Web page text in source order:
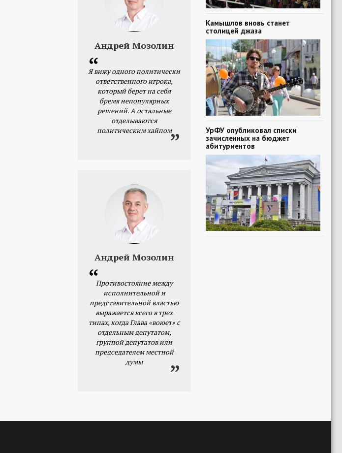
Андрей Мозолин
Я вижу одного политически
ответственного игрока,
который берет на себя
бремя непопулярных
решений. А остальные
отделываются
политическим хайпом
Андрей Мозолин
Противостояние между
исполнительной и
представительной властью
выражается всего в трех
типах, когда Глава «воюет» с
отдельным депутатом,
группой депутатов или
председателем местной
думы
Камышлов вновь станет
столицей джаза
УрФУ опубликовал списки
зачисленных на бюджет
абитуриентов